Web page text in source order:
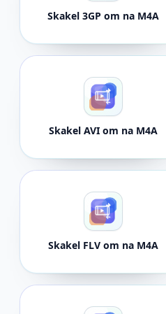
Skakel 3GP om na M4A
Skakel AVI om na M4A
Skakel FLV om na M4A